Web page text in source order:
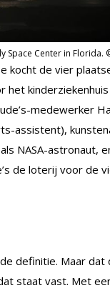
Space Center in Florida.
kocht de vier
het
medewerker
assistent),
NASA-astronaut,
de loterij voor de
definitie. Maar dat
staat vast. Met